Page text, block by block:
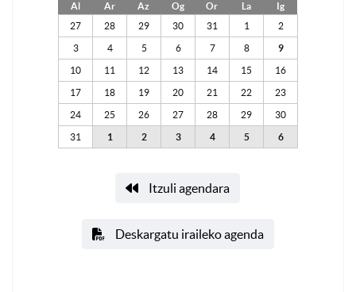
Al Ar Az Og Or La
Ig
27
28 29 30 31 1 2
3 4 5 6 7 8 9
10 11 12 13 14 15 16
17 18 19 20 21 22 23
24 25 26 27 28 29 30
31 1 2 3 4 5 6
Itzuli agendara
Deskargatu iraileko agenda